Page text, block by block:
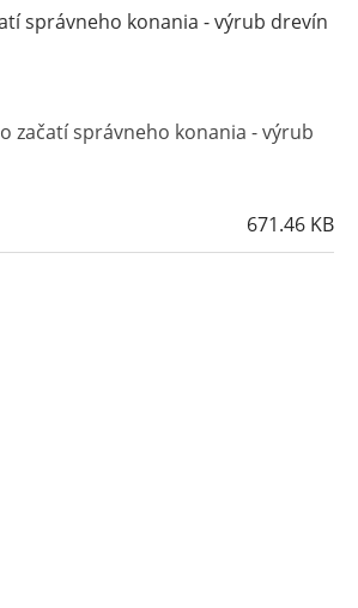
správneho konania - výrub drevín
začatí správneho konania - výrub
671.46 KB